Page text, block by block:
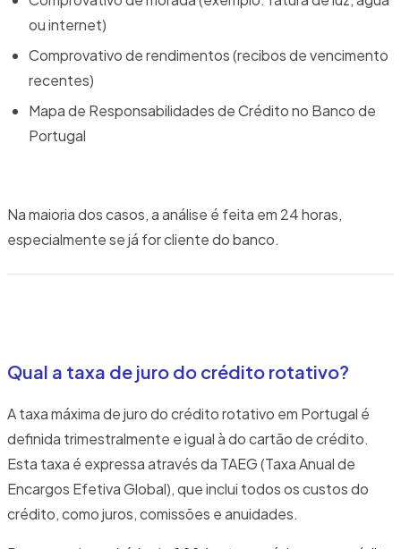
ou internet)
Comprovativo de rendimentos (recibos de vencimento
recentes)
Mapa de Responsabilidades de Crédito no Banco de
Portugal
Na maioria dos casos, a análise é feita em 24 horas,
especialmente se já for cliente do banco.
Qual a taxa de juro do crédito rotativo?
A taxa máxima de juro do crédito rotativo em Portugal é
definida trimestralmente e igual à do cartão de crédito.
Esta taxa é expressa através da TAEG (Taxa Anual de
Encargos Efetiva Global), que inclui todos os custos do
crédito, como juros, comissões e anuidades.